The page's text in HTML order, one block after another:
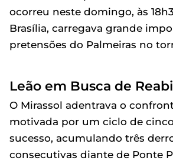
ocorreu neste domingo, às
Brasília, carregava grande
pretensões do Palmeiras no
Leão em Busca de
O Mirassol adentrava o
motivada por um ciclo de
sucesso, acumulando três
consecutivas diante de Ponte